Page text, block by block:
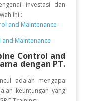
investasi dan
ini :
and Maintenance
and Maintenance
Control and
dengan PT.
adalah mengapa
keuntungan yang